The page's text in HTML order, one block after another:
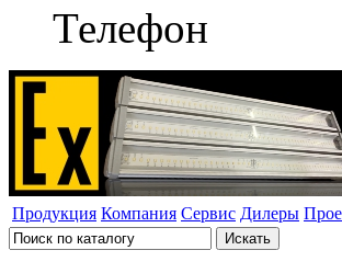
Телефон
Продукция Компания Сервис Дилеры